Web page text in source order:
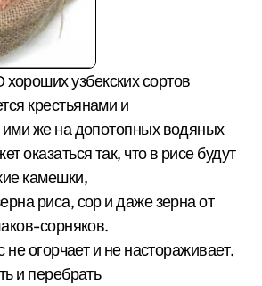
узбекских сортов
крестьянами и
же на допотопных водяных
оказаться так, что в рисе будут
камешки,
риса, сор и даже зерна от
сорняков.
не огорчает и не настораживает.
и перебрать